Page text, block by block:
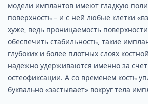
модели имплантов имеют гладкую
поверхность – и с ней любые клетки
хуже, ведь проницаемость
обеспечить стабильность, такие
глубоких и более плотных слоях
надежно удерживаются именно за
остеофиксации. А со временем кость
буквально «застывает» вокруг тела